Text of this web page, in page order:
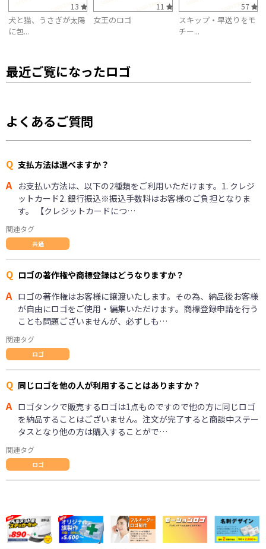
13
犬と猫、うさぎが太陽
に包...
11
女王のロゴ
57
スキップ・早送りをモ
チー...
最近ご覧になったロゴ
よくあるご質問
Q 支払方法は選べますか？
A お支払い方法は、以下の2種類をご利用いただけます。1. クレジ
ットカード2. 銀行振込※振込手数料はお客様のご負担となりま
す。 【クレジットカードにつ…
関連タグ
共通
Q ロゴの著作権や商標登録はどうなりますか？
A ロゴの著作権はお客様に譲渡いたします。その為、納品後お客様
が自由にロゴをご使用・編集いただけます。商標登録申請を行う
ことも問題ございませんが、必ずしも…
関連タグ
ロゴ
Q 同じロゴを他の人が利用することはありますか？
A ロゴタンクで販売するロゴは1点ものですので他の方に同じロゴ
を納品することはございません。注文が完了すると商談中ステー
タスとなり他の方は購入することがで…
関連タグ
ロゴ